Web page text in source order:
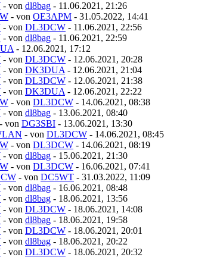
- von dl8bag - 11.06.2021, 21:26
- von OE3APM - 31.05.2022, 14:41
- von DL3DCW - 11.06.2021, 22:56
- von dl8bag - 11.06.2021, 22:59
- 12.06.2021, 17:12
- von DL3DCW - 12.06.2021, 20:28
- von DK3DUA - 12.06.2021, 21:04
- von DL3DCW - 12.06.2021, 21:38
- von DK3DUA - 12.06.2021, 22:22
- von DL3DCW - 14.06.2021, 08:38
- von dl8bag - 13.06.2021, 08:40
- von DG3SBI - 13.06.2021, 13:30
- von DL3DCW - 14.06.2021, 08:45
- von DL3DCW - 14.06.2021, 08:19
- von dl8bag - 15.06.2021, 21:30
- von DL3DCW - 16.06.2021, 07:41
- von DC5WT - 31.03.2022, 11:09
- von dl8bag - 16.06.2021, 08:48
- von dl8bag - 18.06.2021, 13:56
- von DL3DCW - 18.06.2021, 14:08
- von dl8bag - 18.06.2021, 19:58
- von DL3DCW - 18.06.2021, 20:01
- von dl8bag - 18.06.2021, 20:22
- von DL3DCW - 18.06.2021, 20:32